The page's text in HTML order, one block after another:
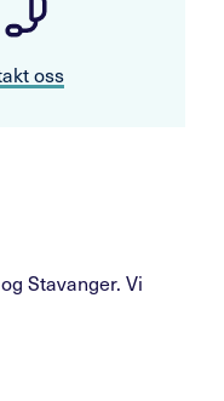
oss
Stavanger. Vi